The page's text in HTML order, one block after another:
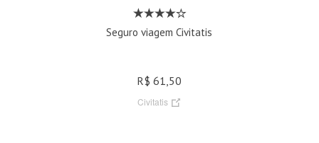
Seguro viagem Civitatis
R$ 61,50
Civitatis